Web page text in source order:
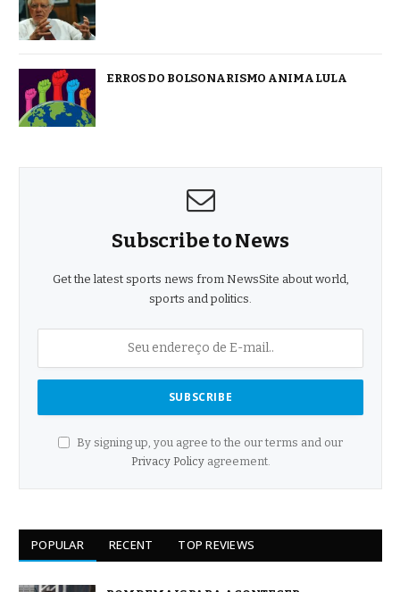
ERROS DO BOLSONARISMO ANIMA LULA
Subscribe to News
Get the latest sports news from NewsSite about world,
sports and politics.
By signing up, you agree to the our terms and our
Privacy Policyagreement.
POPULAR RECENT TOP REVIEWS